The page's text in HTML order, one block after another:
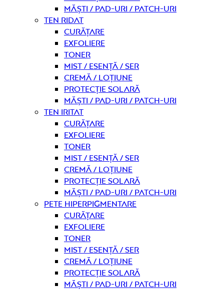
Măști / Pad-uri / Patch-uri
Ten ridat
curățare
Exfoliere
Toner
Mist / Esență / Ser
Cremă / Loțiune
Protecție solară
Măști / Pad-uri / Patch-uri
Ten iritat
curățare
Exfoliere
Toner
Mist / Esență / Ser
Cremă / Loțiune
Protecție solară
Măști / Pad-uri / Patch-uri
Pete hiperpigmentare
curățare
Exfoliere
Toner
Mist / Esență / Ser
Cremă / Loțiune
Protecție solară
Măști / Pad-uri / Patch-uri